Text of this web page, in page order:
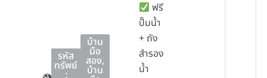
รหัส
ทรัพย์
:
บ้าน
มือ
สอง,
บ้าน
ฟรี
ปั๊มน้ำ
+ ถัง
สำรอง
น้ำ